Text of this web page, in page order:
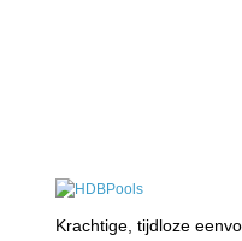
Krachtige, tijdloze